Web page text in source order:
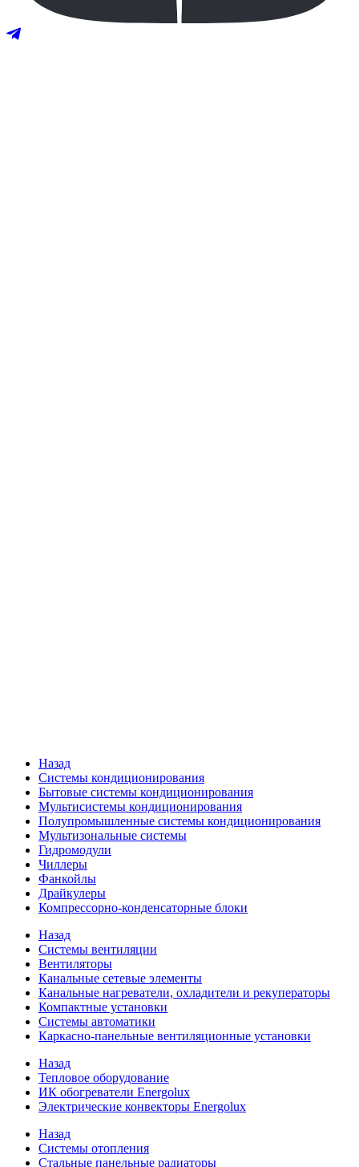
Назад
Системы кондиционирования
Бытовые системы кондиционирования
Мультисистемы кондиционирования
Полупромышленные системы кондиционирования
Мультизональные системы
Гидромодули
Чиллеры
Фанкойлы
Драйкулеры
Компрессорно-конденсаторные блоки
Назад
Системы вентиляции
Вентиляторы
Канальные сетевые элементы
Канальные нагреватели, охладители и рекуператоры
Компактные установки
Системы автоматики
Каркасно-панельные вентиляционные установки
Назад
Тепловое оборудование
ИК обогреватели Energolux
Электрические конвекторы Energolux
Назад
Системы отопления
Стальные панельные радиаторы